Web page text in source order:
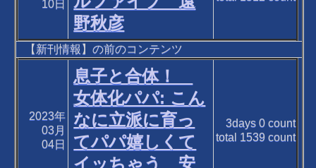
10日
野秋彦
【新刊情報】の前のコンテンツ
2023年
03月
04日
息子と合体！
女体化パパ: こん
なに立派に育っ
てパパ嬉しくて
イッちゃう 安
3days 0count
total 1539 count